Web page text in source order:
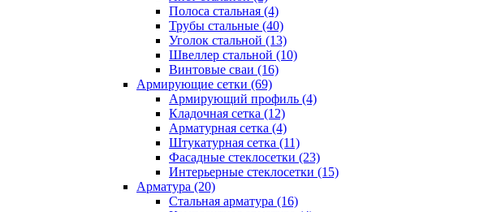
Полоса стальная (4)
Трубы стальные (40)
Уголок стальной (13)
Швеллер стальной (10)
Винтовые сваи (16)
Армирующие сетки (69)
Армирующий профиль (4)
Кладочная сетка (12)
Арматурная сетка (4)
Штукатурная сетка (11)
Фасадные стеклосетки (23)
Интерьерные стеклосетки (15)
Арматура (20)
Стальная арматура (16)